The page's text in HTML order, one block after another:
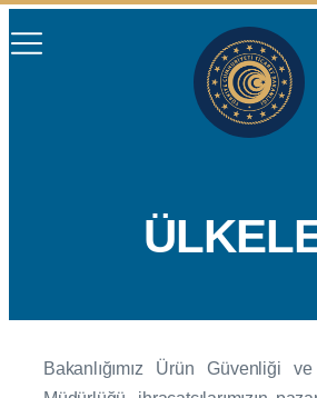
Bakanlığımız Ürün Güvenliği